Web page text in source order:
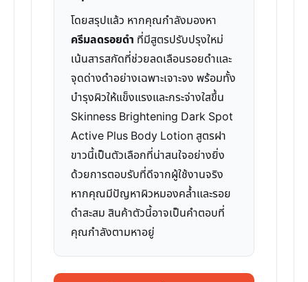
โดยสรุปแล้ว หากคุณกำลังมองหา
ครีมลดรอยดำ ที่มีสูตรปรับปรุงใหม่
เน้นสารสกัดที่ช่วยลดเลือนรอยดำและ
จุดด่างดำอย่างเฉพาะเจาะจง พร้อมทั้ง
บำรุงผิวให้แข็งแรงและกระจ่างใสขึ้น
Skinness Brightening Dark Spot
Active Plus Body Lotion สูตรฝา
ขาวนี้เป็นตัวเลือกที่น่าสนใจอย่างยิ่ง
ด้วยการตอบรับที่ดีจากผู้ใช้งานจริง
หากคุณมีปัญหาผิวหมองคล้ำและรอย
ดำสะสม สินค้าตัวนี้อาจเป็นคำตอบที่
คุณกำลังตามหาอยู่